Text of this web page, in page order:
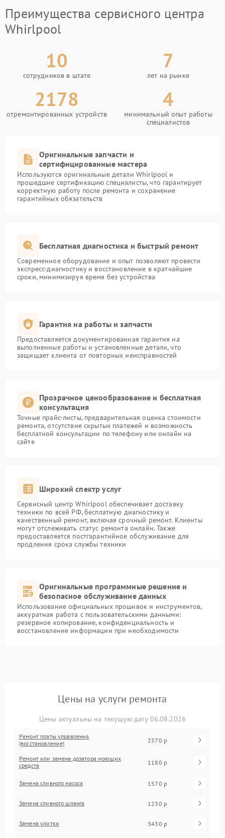
Преимущества сервисного центра
Whirlpool
10
сотрудников в штате
7
лет на рынке
2178
отремонтированных устройств
4
минимальный опыт работы
специалистов
Оригинальные запчасти и
сертифицированные мастера
Используются оригинальные детали Whirlpool и
прошедшие сертификацию специалисты, что гарантирует
корректную работу после ремонта и сохранение
гарантийных обязательств
Бесплатная диагностика и быстрый ремонт
Современное оборудование и опыт позволяют провести
экспресс-диагностику и восстановление в кратчайшие
сроки, минимизируя время без устройства
Гарантия на работы и запчасти
Предоставляется документированная гарантия на
выполненные работы и установленные детали, что
защищает клиента от повторных неисправностей
Прозрачное ценообразование и бесплатная
консультация
Точные прайс-листы, предварительная оценка стоимости
ремонта, отсутствие скрытых платежей и возможность
бесплатной консультации по телефону или онлайн на
сайте
Широкий спектр услуг
Сервисный центр Whirlpool обеспечивает доставку
техники по всей РФ, бесплатную диагностику и
качественный ремонт, включая срочный ремонт. Клиенты
могут отслеживать статус ремонта онлайн. Также
предоставляется постгарантийное обслуживание для
продления срока службы техники
Оригинальные программные решение и
безопасное обслуживание данных
Использование официальных прошивок и инструментов,
аккуратная работа с пользовательскими данными:
резервное копирование, конфиденциальность и
восстановление информации при необходимости
Цены на услуги ремонта
Цены актуальны на текущую дату 06.08.2026
Ремонт платы управления
(восстановление)
2570 р
Ремонт или замена дозатора моющих
средств
1180 р
Замена сливного насоса 1570 р
Замена сливного шланга 1230 р
Замена улитки 3430 р